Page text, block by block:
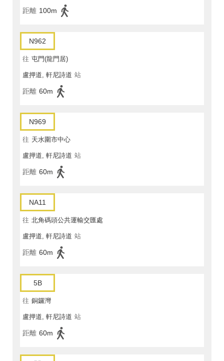
距離 100m
N962
往 屯門(龍門居)
盧押道, 軒尼詩道 站
距離 60m
N969
往 天水圍市中心
盧押道, 軒尼詩道 站
距離 60m
NA11
往 北角碼頭公共運輸交匯處
盧押道, 軒尼詩道 站
距離 60m
5B
往 銅鑼灣
盧押道, 軒尼詩道 站
距離 60m